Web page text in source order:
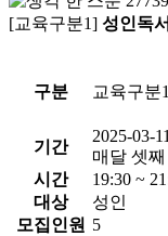
[교육구분1] 성인독
구분 교육구분1
기간
2025-03-
매달 셋
시간
19:30 ~
대상
성인
모집인원 5